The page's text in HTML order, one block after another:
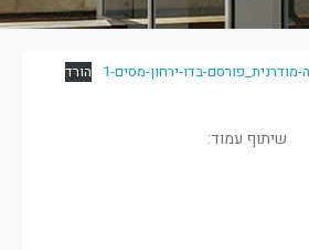
מודרנית_פורסם-בדו-ירחון-מסים-1 הורד
שיתוף עמוד: